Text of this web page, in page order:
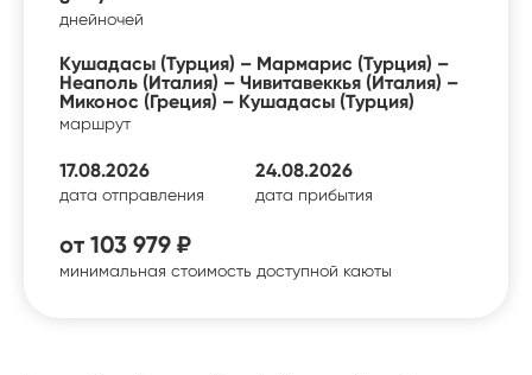
днейночей
Кушадасы (Турция) – Мармарис (Турция) –
Неаполь (Италия) – Чивитавеккья (Италия) –
Миконос (Греция) – Кушадасы (Турция)
маршрут
17.08.2026
дата отправления
24.08.2026
дата прибытия
от 103 979 ₽
минимальная стоимость доступной каюты